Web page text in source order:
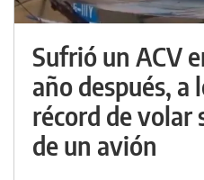
Sufrió un ACV
año después, a
récord de volar
de un avión